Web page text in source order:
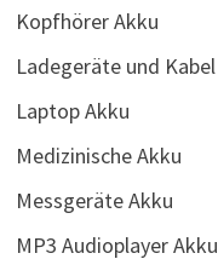
Kopfhörer Akku
Ladegeräte und Kabel
Laptop Akku
Medizinische Akku
Messgeräte Akku
MP3 Audioplayer Akku